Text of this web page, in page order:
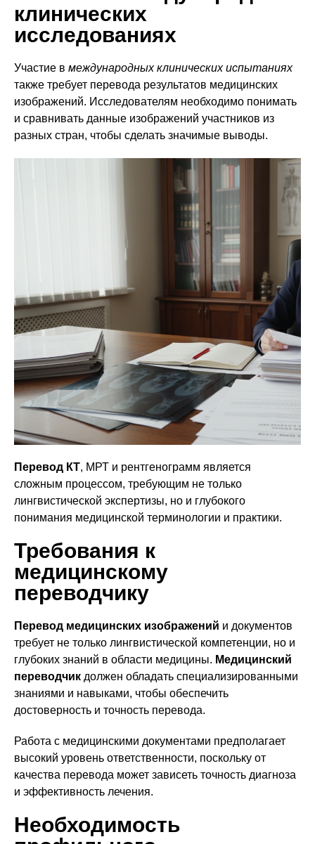
клинических
исследованиях
Участие в международных клинических испытаниях
также требует перевода результатов медицинских
изображений. Исследователям необходимо понимать
и сравнивать данные изображений участников из
разных стран, чтобы сделать значимые выводы.
Перевод КТ, МРТ и рентгенограмм является
сложным процессом, требующим не только
лингвистической экспертизы, но и глубокого
понимания медицинской терминологии и практики.
Требования к
медицинскому
переводчику
Перевод медицинских изображений и документов
требует не только лингвистической компетенции, но и
глубоких знаний в области медицины. Медицинский
переводчик должен обладать специализированными
знаниями и навыками, чтобы обеспечить
достоверность и точность перевода.
Работа с медицинскими документами предполагает
высокий уровень ответственности, поскольку от
качества перевода может зависеть точность диагноза
и эффективность лечения.
Необходимость